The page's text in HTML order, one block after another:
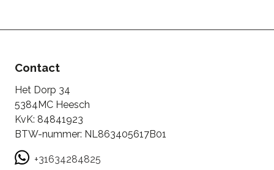
Contact
Het Dorp 34
5384MC Heesch
KvK: 84841923
BTW-nummer: NL863405617B01
+31634284825